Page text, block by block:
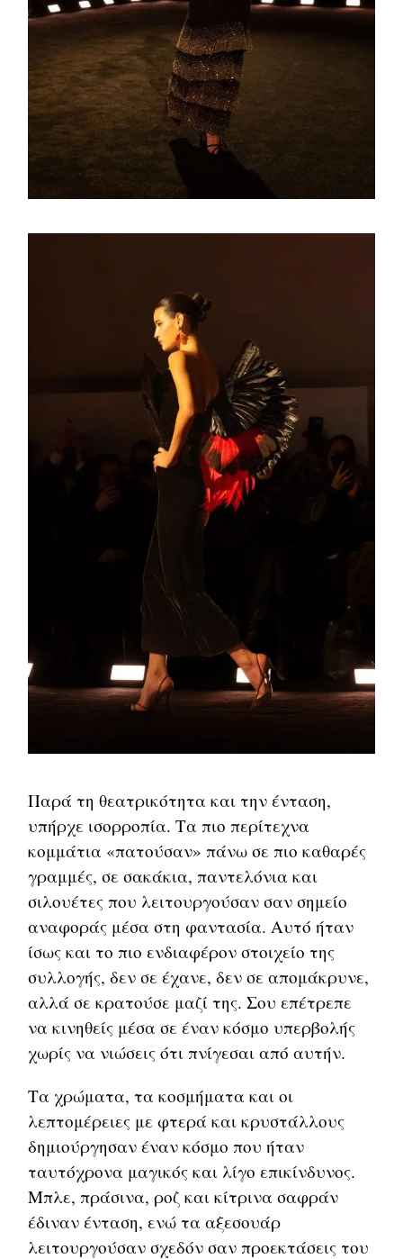
Παρά τη θεατρικότητα και την ένταση,
υπήρχε ισορροπία. Τα πιο περίτεχνα
κομμάτια «πατούσαν» πάνω σε πιο καθαρές
γραμμές, σε σακάκια, παντελόνια και
σιλουέτες που λειτουργούσαν σαν σημείο
αναφοράς μέσα στη φαντασία. Αυτό ήταν
ίσως και το πιο ενδιαφέρον στοιχείο της
συλλογής, δεν σε έχανε, δεν σε απομάκρυνε,
αλλά σε κρατούσε μαζί της. Σου επέτρεπε
να κινηθείς μέσα σε έναν κόσμο υπερβολής
χωρίς να νιώσεις ότι πνίγεσαι από αυτήν.
Τα χρώματα, τα κοσμήματα και οι
λεπτομέρειες με φτερά και κρυστάλλους
δημιούργησαν έναν κόσμο που ήταν
ταυτόχρονα μαγικός και λίγο επικίνδυνος.
Μπλε, πράσινα, ροζ και κίτρινα σαφράν
έδιναν ένταση, ενώ τα αξεσουάρ
λειτουργούσαν σχεδόν σαν προεκτάσεις του